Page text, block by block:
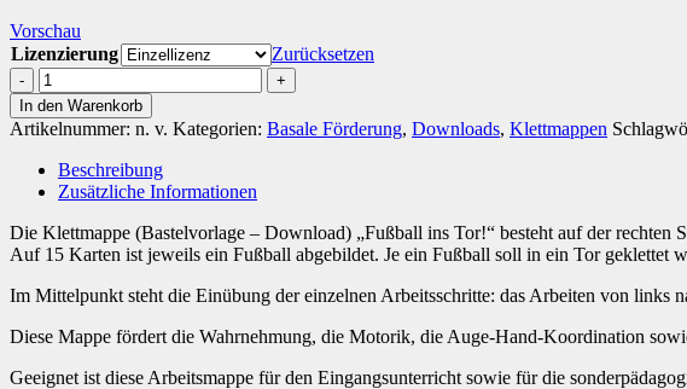
Vorschau
Lizenzierung
Zurücksetzen
Klettmappe:
Fußball
ins
Tor!
[Digital]
Menge
In den Warenkorb
Artikelnummer: n. v. Kategorien: Basale Förderung, Downloads, Klettmappen
Beschreibung
Zusätzliche Informationen
Die Klettmappe (Bastelvorlage – Download) „Fußball ins Tor!“ besteht auf der rechten
Auf 15 Karten ist jeweils ein Fußball abgebildet. Je ein Fußball soll in ein Tor geklettet
Im Mittelpunkt steht die Einübung der einzelnen Arbeitsschritte: das Arbeiten von links
Diese Mappe fördert die Wahrnehmung, die Motorik, die Auge-Hand-Koordination
Geeignet ist diese Arbeitsmappe für den Eingangsunterricht sowie für die